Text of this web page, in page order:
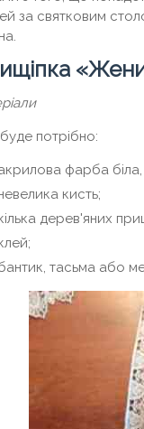
за святковим
потрібно:
фарба
кисть;
дерев'яних
тасьма або